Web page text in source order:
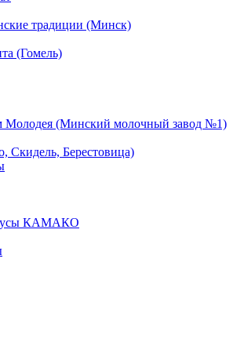
традиции (Минск)
(Гомель)
Молодея (Минский молочный завод №1)
Берестовица)
КАМАКО